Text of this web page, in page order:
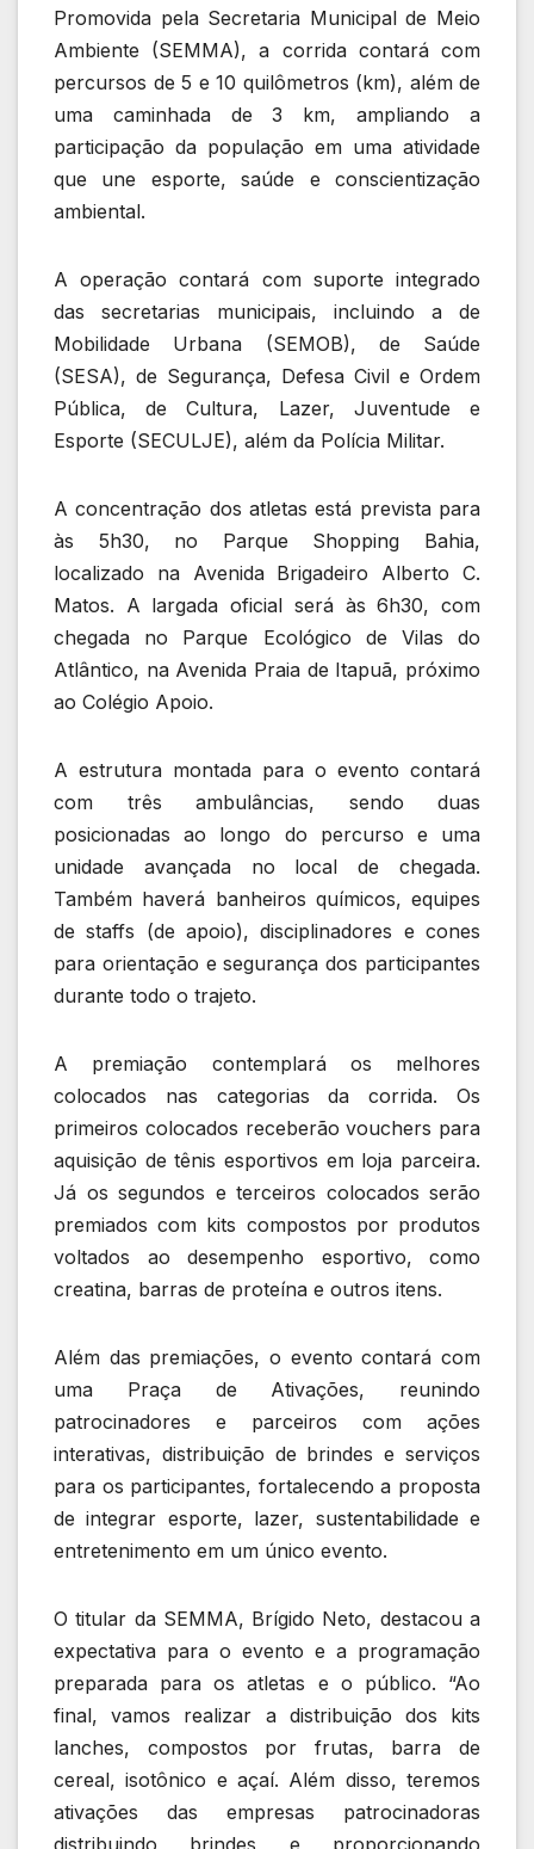
Promovida pela Secretaria Municipal de Meio
Ambiente (SEMMA), a corrida contará com
percursos de 5 e 10 quilômetros (km), além de
uma caminhada de 3 km, ampliando a
participação da população em uma atividade
que une esporte, saúde e conscientização
ambiental.
A operação contará com suporte integrado
das secretarias municipais, incluindo a de
Mobilidade Urbana (SEMOB), de Saúde
(SESA), de Segurança, Defesa Civil e Ordem
Pública, de Cultura, Lazer, Juventude e
Esporte (SECULJE), além da Polícia Militar.
A concentração dos atletas está prevista para
às 5h30, no Parque Shopping Bahia,
localizado na Avenida Brigadeiro Alberto C.
Matos. A largada oficial será às 6h30, com
chegada no Parque Ecológico de Vilas do
Atlântico, na Avenida Praia de Itapuã, próximo
ao Colégio Apoio.
A estrutura montada para o evento contará
com três ambulâncias, sendo duas
posicionadas ao longo do percurso e uma
unidade avançada no local de chegada.
Também haverá banheiros químicos, equipes
de staffs (de apoio), disciplinadores e cones
para orientação e segurança dos participantes
durante todo o trajeto.
A premiação contemplará os melhores
colocados nas categorias da corrida. Os
primeiros colocados receberão vouchers para
aquisição de tênis esportivos em loja parceira.
Já os segundos e terceiros colocados serão
premiados com kits compostos por produtos
voltados ao desempenho esportivo, como
creatina, barras de proteína e outros itens.
Além das premiações, o evento contará com
uma Praça de Ativações, reunindo
patrocinadores e parceiros com ações
interativas, distribuição de brindes e serviços
para os participantes, fortalecendo a proposta
de integrar esporte, lazer, sustentabilidade e
entretenimento em um único evento.
O titular da SEMMA, Brígido Neto, destacou a
expectativa para o evento e a programação
preparada para os atletas e o público. “Ao
final, vamos realizar a distribuição dos kits
lanches, compostos por frutas, barra de
cereal, isotônico e açaí. Além disso, teremos
ativações das empresas patrocinadoras